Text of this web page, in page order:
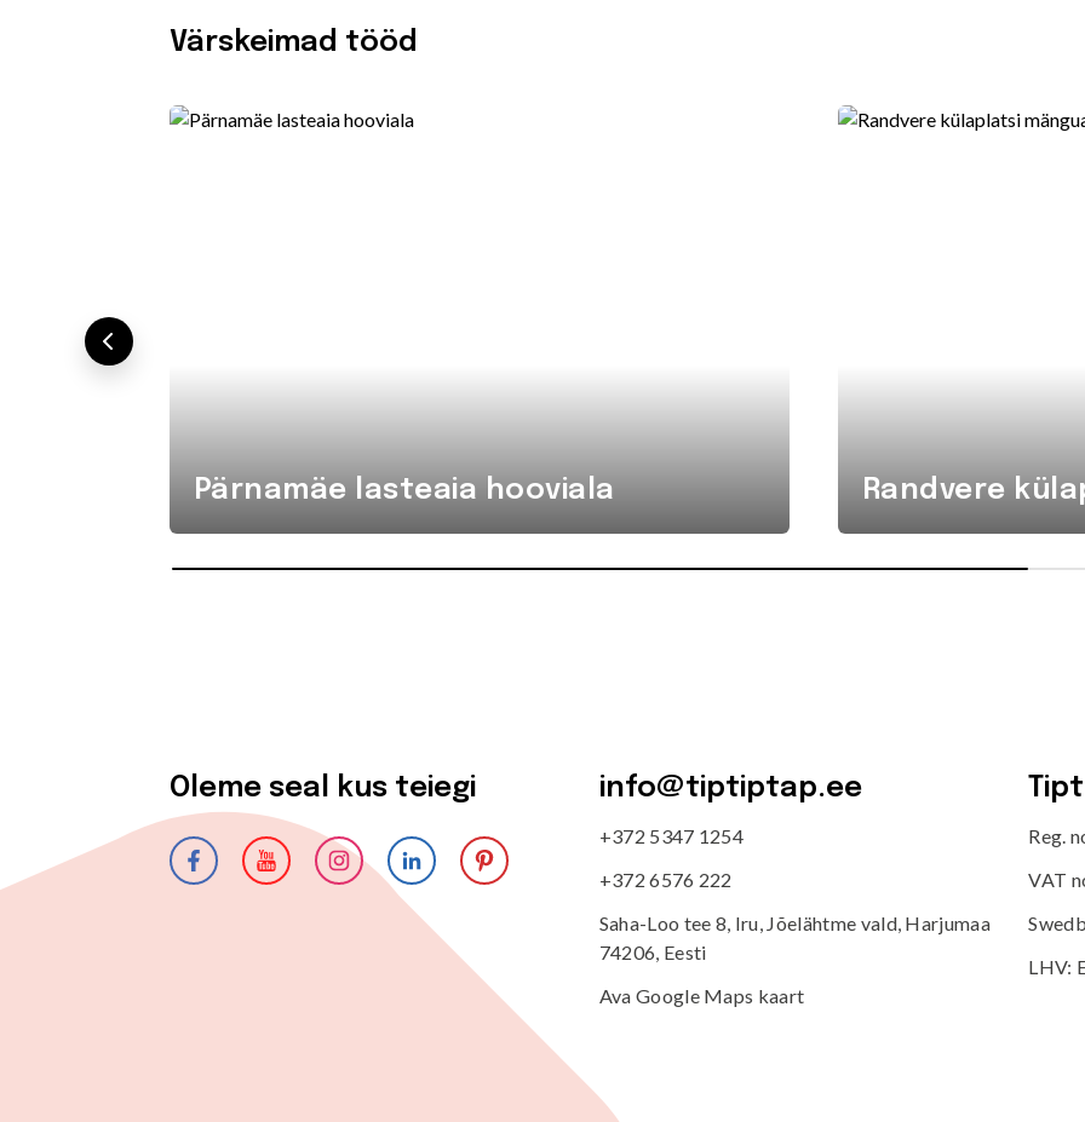
Värskeimad tööd
Pärnamäe lasteaia hooviala Randvere
Oleme seal kus teiegi info@tiptiptap.ee
+372 5347 1254
+372 6576 222
Saha-Loo tee 8, Iru, Jõelähtme vald, Harjumaa
74206, Eesti
Ava Google Maps kaart
Reg.
VAT
LHV: